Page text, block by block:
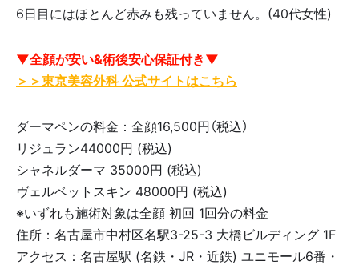
6日目にはほとんど赤みも残っていません。(40代女性)
▼全顔が安い&術後安心保証付き▼
＞＞東京美容外科 公式サイトはこちら
ダーマペンの料金：全顔16,500円（税込）
リジュラン44000円 (税込)
シャネルダーマ 35000円 (税込)
ヴェルベットスキン 48000円 (税込)
※いずれも施術対象は全顔 初回 1回分の料金
住所：名古屋市中村区名駅3-25-3 大橋ビルディング 1F
アクセス：名古屋駅 (名鉄・JR・近鉄) ユニモール6番・